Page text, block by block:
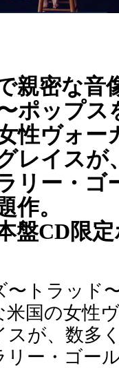
親密な音
ポップス
性ヴォー
レイスが
リー・
作。
本盤CD限
〜トラッド
米国の女性
スが、数多
リー・ゴー